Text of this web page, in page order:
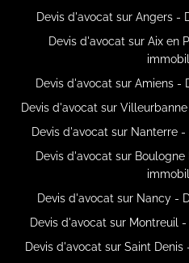
Devis d'avocat sur Angers -
Devis d'avocat sur Aix en
Devis d'avocat sur Amiens -
Devis d'avocat sur
Devis d'avocat sur Nanterre
Devis d'avocat sur
Devis d'avocat sur Nancy -
Devis d'avocat sur Montreuil
Devis d'avocat sur Saint